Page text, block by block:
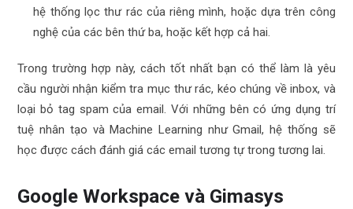
hệ thống lọc thư rác của riêng mình, hoặc dựa trên công
nghệ của các bên thứ ba, hoặc kết hợp cả hai.
Trong trường hợp này, cách tốt nhất bạn có thể làm là yêu
cầu người nhận kiểm tra mục thư rác, kéo chúng về inbox, và
loại bỏ tag spam của email. Với những bên có ứng dụng trí
tuệ nhân tạo và Machine Learning như Gmail, hệ thống sẽ
học được cách đánh giá các email tương tự trong tương lai.
Google Workspace và Gimasys